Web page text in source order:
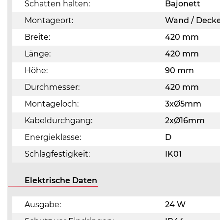
Schatten halten:
Bajonett
Montageort:
Wand /
Breite:
420 mm
Länge:
420 mm
Höhe:
90 mm
Durchmesser:
420 mm
Montageloch:
3xØ5mm
Kabeldurchgang:
2xØ16mm
Energieklasse:
D
Schlagfestigkeit:
IK01
Elektrische Daten
Ausgabe:
24 W